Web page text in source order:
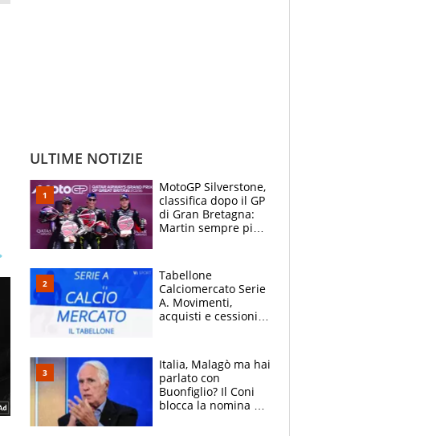
ULTIME NOTIZIE
MotoGP Silverstone,
classifica dopo il GP
di Gran Bretagna:
Martin sempre più
Tabellone
Calciomercato Serie
A. Movimenti,
acquisti e cessioni:
Italia, Malagò ma hai
parlato con
Buonfiglio? Il Coni
blocca la nomina di